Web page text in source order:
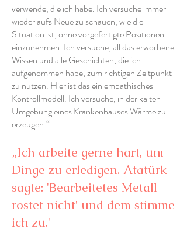
verwende, die ich habe. Ich versuche immer
wieder aufs Neue zu schauen, wie die
Situation ist, ohne vorgefertigte Positionen
einzunehmen. Ich versuche, all das erworbene
Wissen und alle Geschichten, die ich
aufgenommen habe, zum richtigen Zeitpunkt
zu nutzen. Hier ist das ein empathisches
Kontrollmodell. Ich versuche, in der kalten
Umgebung eines Krankenhauses Wärme zu
erzeugen.“
„Ich arbeite gerne hart, um
Dinge zu erledigen. Atatürk
sagte: 'Bearbeitetes Metall
rostet nicht' und dem stimme
ich zu.'